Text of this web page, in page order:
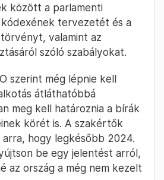
között a parlamenti
tervezetét és a
valamint az
szóló szabályokat.
szerint még lépnie kell
átláthatóbbá
meg kell határoznia a bírák
körét is. A szakértők
hogy legkésőbb 2024.
be egy jelentést arról,
az ország a még nem kezelt